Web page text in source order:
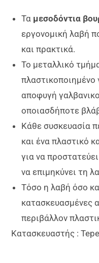
Τα μεσοδόντια
εργονομική λαβή
και πρακτικά.
Το μεταλλικό
πλαστικοποιημένο
αποφυγή
οποιασδήποτε
Κάθε συσκευασία
και ένα πλαστικό
για να
να επιμηκύνει τη
Τόσο η λαβή όσο
κατασκευασμένες
περιβάλλον
Κατασκευαστής : Tepe